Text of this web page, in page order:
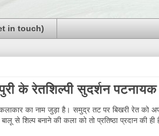
in touch)
के रेतशिल्पी सुदर्शन
का नाम जुड़ा है। समुद्र तट पर बिखरी रेत को
से शिल्प बनाने की कला को तो प्रतिष्ठा प्रदान की